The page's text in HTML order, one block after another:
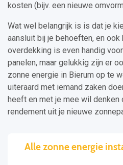
kosten (bijv. een nieuwe
Wat wel belangrijk is is dat je
aansluit bij je behoeften, en
overdekking is even handig
panelen, maar gelukkig zijn er
zonne energie in Bierum op te
uiteraard met iemand zaken
heeft en met je mee wil
rendement uit je nieuwe
Alle zonne energie